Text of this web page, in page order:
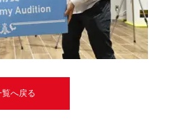
覧へ戻る